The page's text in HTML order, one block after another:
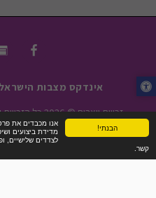
הבנתי!
אנו מכבדים את
מדידת ביצועים
לצדדים שלישיים,
קשר.
אינדקס מצבות
זכויות יוצרים © 2026 כל הזכויות שמורות -
תנאי שימוש|